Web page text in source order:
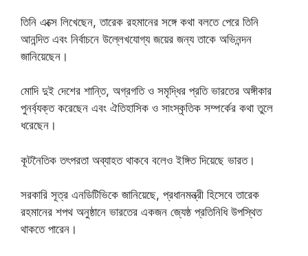
তিনি এক্সে লিখেছেন, তারেক রহমানের সঙ্গে কথা বলতে পেরে তিনি
আনন্দিত এবং নির্বাচনে উল্লেখযোগ্য জয়ের জন্য তাকে অভিনন্দন
জানিয়েছেন।
মোদি দুই দেশের শান্তি, অগ্রগতি ও সমৃদ্ধির প্রতি ভারতের অঙ্গীকার
পুনর্ব্যক্ত করেছেন এবং ঐতিহাসিক ও সাংস্কৃতিক সম্পর্কের কথা তুলে
ধরেছেন।
কূটনৈতিক তৎপরতা অব্যাহত থাকবে বলেও ইঙ্গিত দিয়েছে ভারত।
সরকারি সূত্র এনডিটিভিকে জানিয়েছে, প্রধানমন্ত্রী হিসেবে তারেক
রহমানের শপথ অনুষ্ঠানে ভারতের একজন জ্যেষ্ঠ প্রতিনিধি উপস্থিত
থাকতে পারেন।